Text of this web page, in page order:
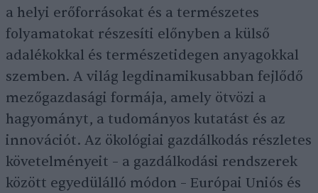
a helyi erőforrásokat és a természetes
folyamatokat részesíti előnyben a külső
adalékokkal és természetidegen anyagokkal
szemben. A világ legdinamikusabban fejlődő
mezőgazdasági formája, amely ötvözi a
hagyományt, a tudományos kutatást és az
innovációt. Az ökológiai gazdálkodás részletes
követelményeit – a gazdálkodási rendszerek
között egyedülálló módon – Európai Uniós és